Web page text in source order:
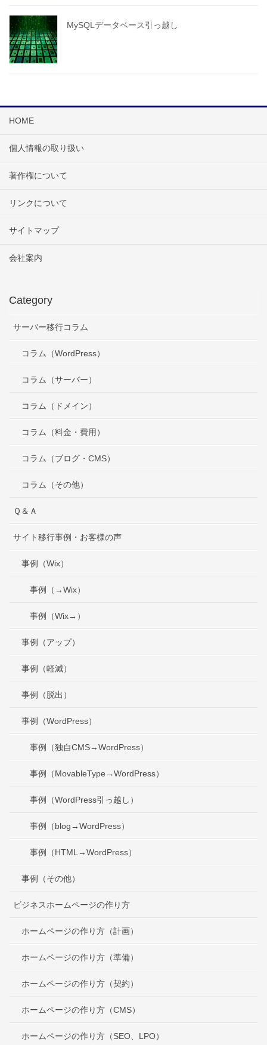
MySQLデータベース引っ越し
HOME
個人情報の取り扱い
著作権について
リンクについて
サイトマップ
会社案内
Category
サーバー移行コラム
コラム（WordPress）
コラム（サーバー）
コラム（ドメイン）
コラム（料金・費用）
コラム（ブログ・CMS）
コラム（その他）
Ｑ＆Ａ
サイト移行事例・お客様の声
事例（Wix）
事例（→Wix）
事例（Wix→）
事例（アップ）
事例（軽減）
事例（脱出）
事例（WordPress）
事例（独自CMS→WordPress）
事例（MovableType→WordPress）
事例（WordPress引っ越し）
事例（blog→WordPress）
事例（HTML→WordPress）
事例（その他）
ビジネスホームページの作り方
ホームページの作り方（計画）
ホームページの作り方（準備）
ホームページの作り方（契約）
ホームページの作り方（CMS）
ホームページの作り方（SEO、LPO）